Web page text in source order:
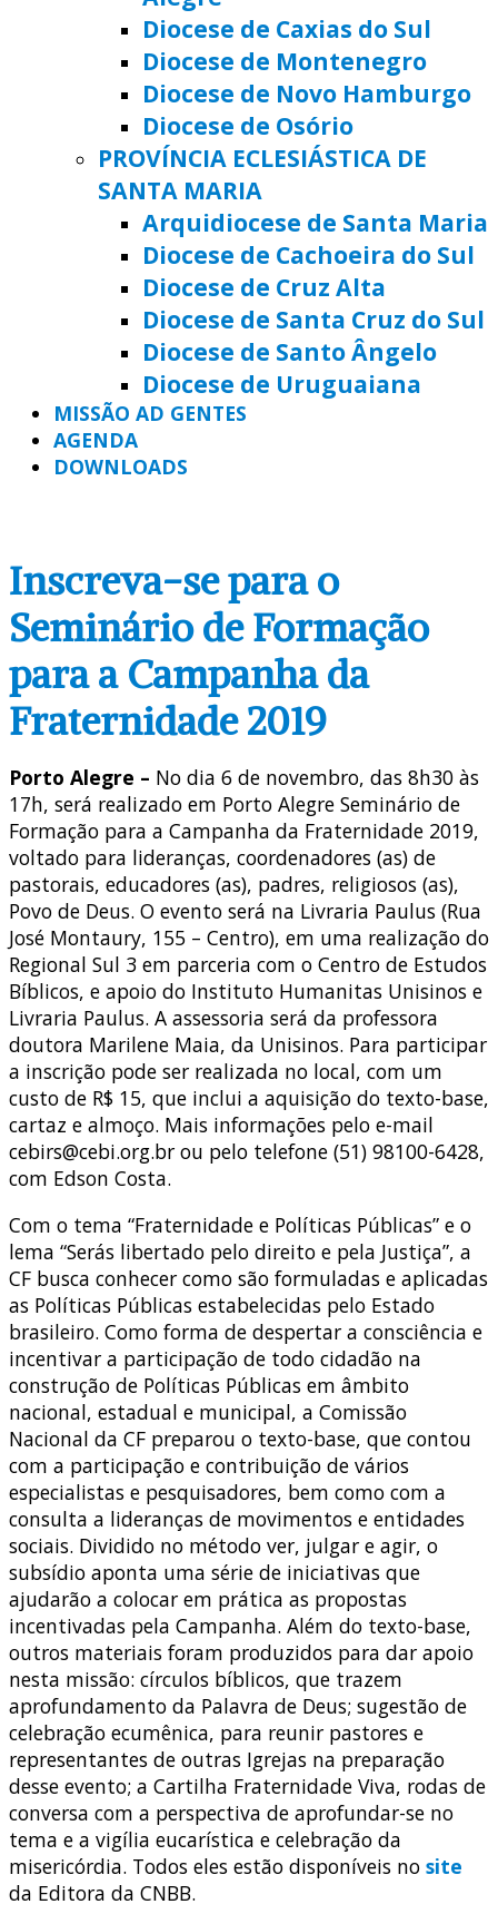
Diocese de Caxias do Sul
Diocese de Montenegro
Diocese de Novo Hamburgo
Diocese de Osório
PROVÍNCIA ECLESIÁSTICA DE
SANTA MARIA
Arquidiocese de Santa Maria
Diocese de Cachoeira do Sul
Diocese de Cruz Alta
Diocese de Santa Cruz do Sul
Diocese de Santo Ângelo
Diocese de Uruguaiana
MISSÃO AD GENTES
AGENDA
DOWNLOADS
Inscreva-se para o
Seminário de Formação
para a Campanha da
Fraternidade 2019
Porto Alegre – No dia 6 de novembro, das 8h30 às
17h, será realizado em Porto Alegre Seminário de
Formação para a Campanha da Fraternidade 2019,
voltado para lideranças, coordenadores (as) de
pastorais, educadores (as), padres, religiosos (as),
Povo de Deus. O evento será na Livraria Paulus (Rua
José Montaury, 155 – Centro), em uma realização do
Regional Sul 3 em parceria com o Centro de Estudos
Bíblicos, e apoio do Instituto Humanitas Unisinos e
Livraria Paulus. A assessoria será da professora
doutora Marilene Maia, da Unisinos. Para participar
a inscrição pode ser realizada no local, com um
custo de R$ 15, que inclui a aquisição do texto-base,
cartaz e almoço. Mais informações pelo e-mail
cebirs@cebi.org.br ou pelo telefone (51) 98100-6428,
com Edson Costa.
Com o tema “Fraternidade e Políticas Públicas” e o
lema “Serás libertado pelo direito e pela Justiça”, a
CF busca conhecer como são formuladas e aplicadas
as Políticas Públicas estabelecidas pelo Estado
brasileiro. Como forma de despertar a consciência e
incentivar a participação de todo cidadão na
construção de Políticas Públicas em âmbito
nacional, estadual e municipal, a Comissão
Nacional da CF preparou o texto-base, que contou
com a participação e contribuição de vários
especialistas e pesquisadores, bem como com a
consulta a lideranças de movimentos e entidades
sociais. Dividido no método ver, julgar e agir, o
subsídio aponta uma série de iniciativas que
ajudarão a colocar em prática as propostas
incentivadas pela Campanha. Além do texto-base,
outros materiais foram produzidos para dar apoio
nesta missão: círculos bíblicos, que trazem
aprofundamento da Palavra de Deus; sugestão de
celebração ecumênica, para reunir pastores e
representantes de outras Igrejas na preparação
desse evento; a Cartilha Fraternidade Viva, rodas de
conversa com a perspectiva de aprofundar-se no
tema e a vigília eucarística e celebração da
misericórdia. Todos eles estão disponíveis no site
da Editora da CNBB.